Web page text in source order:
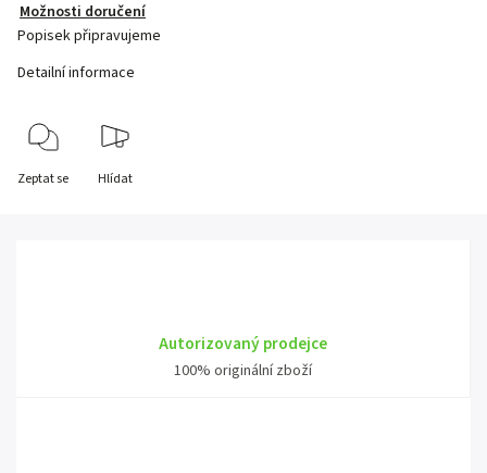
Možnosti doručení
Popisek připravujeme
Detailní informace
Zeptat se Hlídat
Autorizovaný prodejce
100% originální zboží